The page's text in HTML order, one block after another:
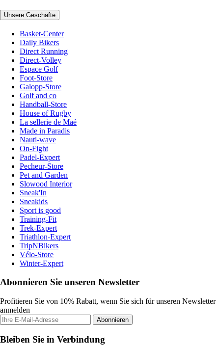
Unsere Geschäfte
Basket-Center
Daily Bikers
Direct Running
Direct-Volley
Espace Golf
Foot-Store
Galopp-Store
Golf and co
Handball-Store
House of Rugby
La sellerie de Maé
Made in Paradis
Nauti-wave
On-Fight
Padel-Expert
Pecheur-Store
Pet and Garden
Slowood Interior
Sneak'In
Sneakids
Sport is good
Training-Fit
Trek-Expert
Triathlon-Expert
TripNBikers
Vélo-Store
Winter-Expert
Abonnieren Sie unseren Newsletter
Profitieren Sie von 10% Rabatt, wenn Sie sich für unseren Newsletter
anmelden
Abonnieren
Bleiben Sie in Verbindung